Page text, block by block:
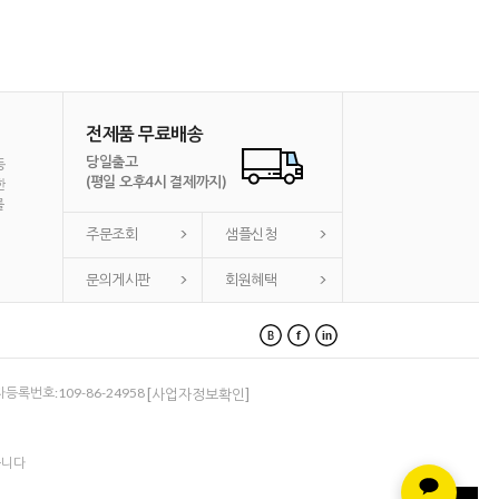
전제품 무료배송
당일출고
(평일 오후4시 결제까지)
주문조회 샘플신청
문의게시판 회원혜택
등록번호:109-86-24958 [사업자정보확인]
다